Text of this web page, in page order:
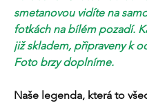
smetanovou vidíte na
fotkách na bílém pozadí.
již skladem, připraveny k
Foto brzy doplníme.
Naše legenda, která to